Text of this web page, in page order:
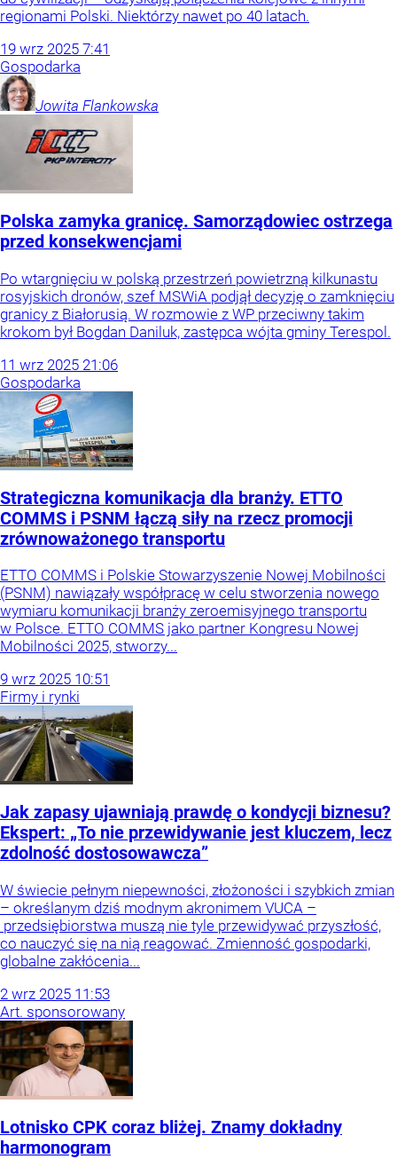
regionami Polski. Niektórzy nawet po 40 latach.
19 wrz 2025 7:41
Gospodarka
Jowita Flankowska
Polska zamyka granicę. Samorządowiec ostrzega
przed konsekwencjami
Po wtargnięciu w polską przestrzeń powietrzną kilkunastu
rosyjskich dronów, szef MSWiA podjął decyzję o zamknięciu
granicy z Białorusią. W rozmowie z WP przeciwny takim
krokom był Bogdan Daniluk, zastępca wójta gminy Terespol.
11 wrz 2025 21:06
Gospodarka
Strategiczna komunikacja dla branży. ETTO
COMMS i PSNM łączą siły na rzecz promocji
zrównoważonego transportu
ETTO COMMS i Polskie Stowarzyszenie Nowej Mobilności
(PSNM) nawiązały współpracę w celu stworzenia nowego
wymiaru komunikacji branży zeroemisyjnego transportu
w Polsce. ETTO COMMS jako partner Kongresu Nowej
Mobilności 2025, stworzy...
9 wrz 2025 10:51
Firmy i rynki
Jak zapasy ujawniają prawdę o kondycji biznesu?
Ekspert: „To nie przewidywanie jest kluczem, lecz
zdolność dostosowawcza”
W świecie pełnym niepewności, złożoności i szybkich zmian
– określanym dziś modnym akronimem VUCA –
przedsiębiorstwa muszą nie tyle przewidywać przyszłość,
co nauczyć się na nią reagować. Zmienność gospodarki,
globalne zakłócenia...
2 wrz 2025 11:53
Art. sponsorowany
Lotnisko CPK coraz bliżej. Znamy dokładny
harmonogram